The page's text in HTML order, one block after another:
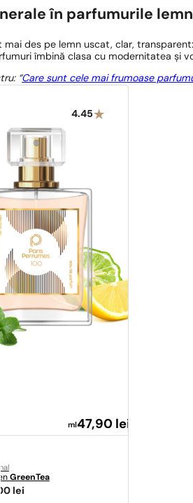
în parfumurile
mai des pe lemn uscat, clar,
îmbină clasa cu modernitatea și
“Care sunt cele mai frumoase
4.45
ml47,90 lei
GreenTea
lei